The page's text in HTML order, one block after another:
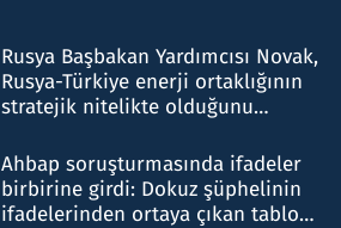
Rusya Başbakan Yardımcısı Novak,
Rusya-Türkiye enerji ortaklığının
stratejik nitelikte olduğunu
Ahbap soruşturmasında ifadeler
birbirine girdi: Dokuz şüphelinin
ifadelerinden ortaya çıkan tablo